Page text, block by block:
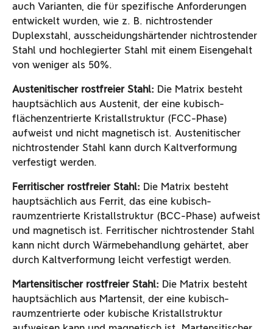
auch Varianten, die für spezifische Anforderungen
entwickelt wurden, wie z. B. nichtrostender
Duplexstahl, ausscheidungshärtender nichtrostender
Stahl und hochlegierter Stahl mit einem Eisengehalt
von weniger als 50%.
Austenitischer rostfreier Stahl: Die Matrix besteht
hauptsächlich aus Austenit, der eine kubisch-
flächenzentrierte Kristallstruktur (FCC-Phase)
aufweist und nicht magnetisch ist. Austenitischer
nichtrostender Stahl kann durch Kaltverformung
verfestigt werden.
Ferritischer rostfreier Stahl: Die Matrix besteht
hauptsächlich aus Ferrit, das eine kubisch-
raumzentrierte Kristallstruktur (BCC-Phase) aufweist
und magnetisch ist. Ferritischer nichtrostender Stahl
kann nicht durch Wärmebehandlung gehärtet, aber
durch Kaltverformung leicht verfestigt werden.
Martensitischer rostfreier Stahl: Die Matrix besteht
hauptsächlich aus Martensit, der eine kubisch-
raumzentrierte oder kubische Kristallstruktur